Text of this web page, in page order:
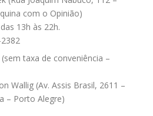
com o Opinião)
13h às 22h.
taxa de conveniência –
Wallig (Av. Assis Brasil, 2611 –
– Porto Alegre)